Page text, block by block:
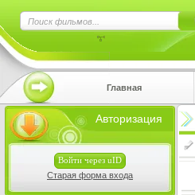
Главная
Авторизация
Войти через uID
Старая форма входа